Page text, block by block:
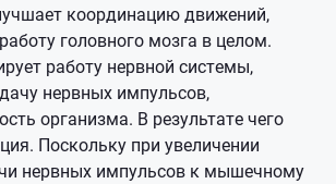
координацию движений,
головного мозга в целом.
работу нервной системы,
нервных импульсов,
организма. В результате чего
Поскольку при увеличении
нервных импульсов к мышечному